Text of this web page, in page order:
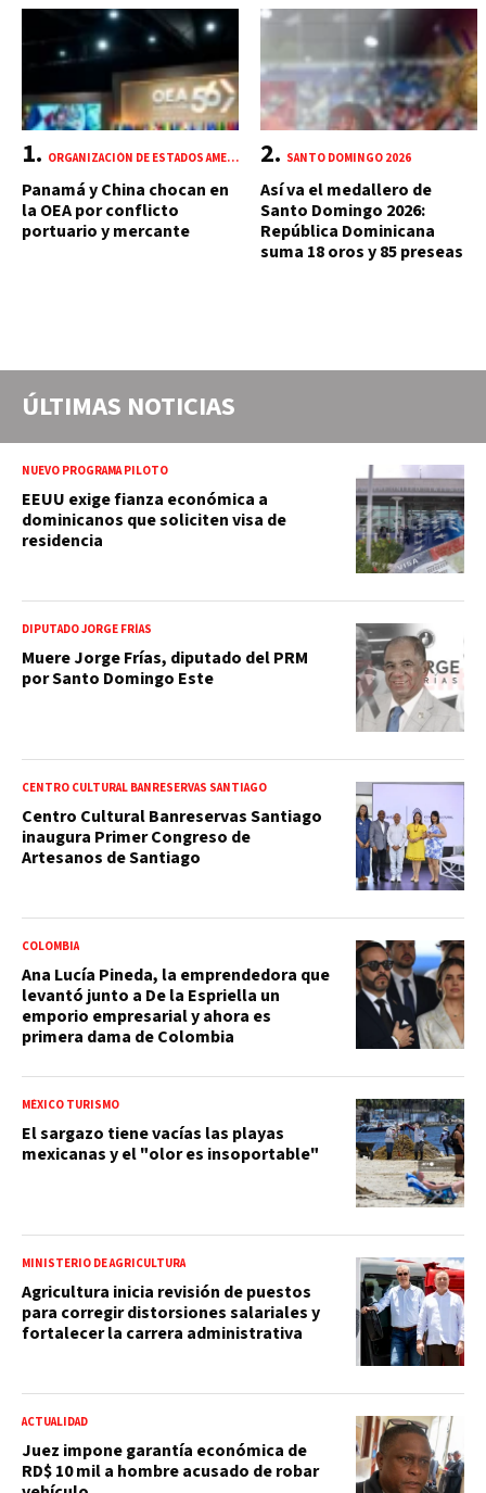
ORGANIZACIÓN DE ESTADOS AMERICANOS (OEA)
Panamá y China chocan en
la OEA por conflicto
portuario y mercante
SANTO DOMINGO 2026
Así va el medallero de
Santo Domingo 2026:
República Dominicana
suma 18 oros y 85 preseas
ÚLTIMAS NOTICIAS
NUEVO PROGRAMA PILOTO
EEUU exige fianza económica a
dominicanos que soliciten visa de
residencia
DIPUTADO JORGE FRÍAS
Muere Jorge Frías, diputado del PRM
por Santo Domingo Este
CENTRO CULTURAL BANRESERVAS SANTIAGO
Centro Cultural Banreservas Santiago
inaugura Primer Congreso de
Artesanos de Santiago
COLOMBIA
Ana Lucía Pineda, la emprendedora que
levantó junto a De la Espriella un
emporio empresarial y ahora es
primera dama de Colombia
MÉXICO TURISMO
El sargazo tiene vacías las playas
mexicanas y el "olor es insoportable"
MINISTERIO DE AGRICULTURA
Agricultura inicia revisión de puestos
para corregir distorsiones salariales y
fortalecer la carrera administrativa
ACTUALIDAD
Juez impone garantía económica de
RD$ 10 mil a hombre acusado de robar